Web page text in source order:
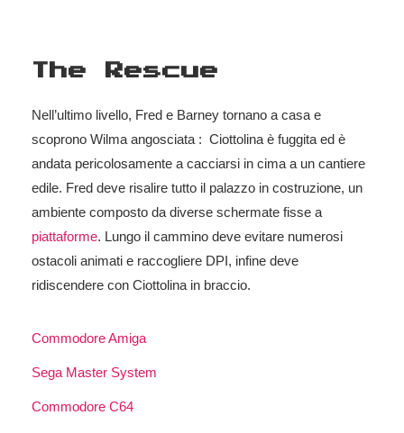
The Rescue
Nell’ultimo livello, Fred e Barney tornano a casa e
scoprono Wilma angosciata : Ciottolina è fuggita ed è
andata pericolosamente a cacciarsi in cima a un cantiere
edile. Fred deve risalire tutto il palazzo in costruzione, un
ambiente composto da diverse schermate fisse a
piattaforme. Lungo il cammino deve evitare numerosi
ostacoli animati e raccogliere DPI, infine deve
ridiscendere con Ciottolina in braccio.